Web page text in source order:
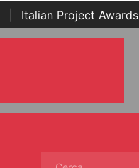
Italian Project Awards